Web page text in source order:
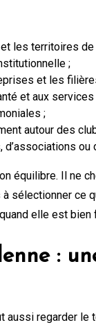
les territoires de
;
et les
et aux
;
autour des
d’associations
équilibre. Il ne
sélectionner ce
elle est bien
:
regarder le